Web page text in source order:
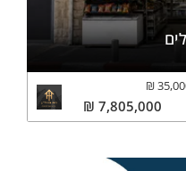
₪
7,805,000
₪